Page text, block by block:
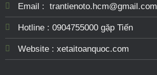
Email : trantienoto.hcm@gmail.com
Hotline : 0904755000 gặp Tiến
Website : xetaitoanquoc.com